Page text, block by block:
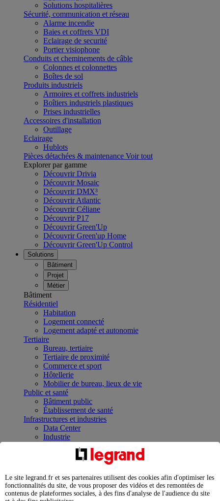
Solutions hospitalières
Sécurité, communication et réseau
Alarme incendie
Baies et coffrets VDI
Eclairage de securité
Portier visiophone
Conduits et cheminements de câble
Colonnes et colonnettes
Boîtes de sol
Produits industriels
Armoires et coffrets industriels
Boîtiers industriels plastiques
Prises industrielles
Accessoires d'installation
Outillage
Eclairage
Hublots
Pièces détachées & maintenance Voir tout
Explorer par gamme
Découvrir Drivia
Découvrir Mosaic
Découvrir DMX³
Découvrir Atlantic
Découvrir Céliane
Découvrir P17
Découvrir Green'Up
Découvrir Green'up Home
Découvrir Green'Up Control
Solutions
Bâtiment
Projet
Métier
Bâtiment
Résidentiel
Habitation
Logement connecté
Logement adapté et autonomie
Tertiaire
Bureau, tertiaire
Tertiaire de proximité
Commerce et sport
Hôtellerie
Mobilier de bureau, lieux de vie
Public et santé
Bâtiment public
Établissement de santé
Infrastructures et industries
Data Center
Industrie
Infrastructures
Contrôler et planifier le fonctionnement des appareils
Répartir et optimiser son tableau électrique
Legrand Data Center Solutions : concentrer les
expertises au service de vos performances
Le site legrand.fr et ses partenaires utilisent des cookies afin d'optimiser les
fonctionnalités du site, de vous proposer des vidéos et des remontées de
contenus de plateformes sociales, à des fins d'analyse de l'audience du site